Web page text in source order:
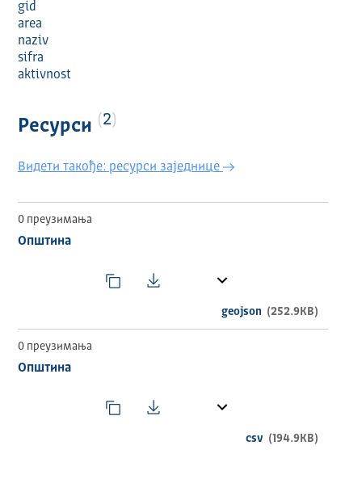
gid
area
naziv
sifra
aktivnost
Ресурси 2
Видети такође: ресурси заједнице
0 преузимања
Општина
geojson (252.9KB)
0 преузимања
Општина
csv (194.9KB)